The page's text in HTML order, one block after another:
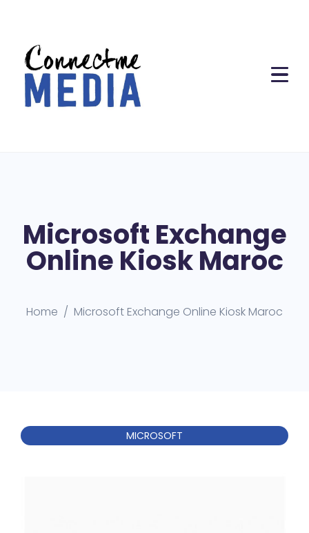
Microsoft Exchange
Online Kiosk Maroc
Home Microsoft Exchange Online Kiosk Maroc
MICROSOFT